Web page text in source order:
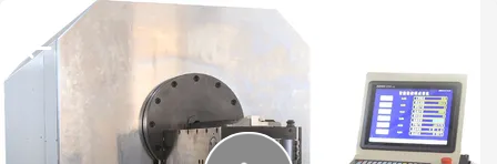
CASA
Spring
Machinery
Co.,
Reserved.